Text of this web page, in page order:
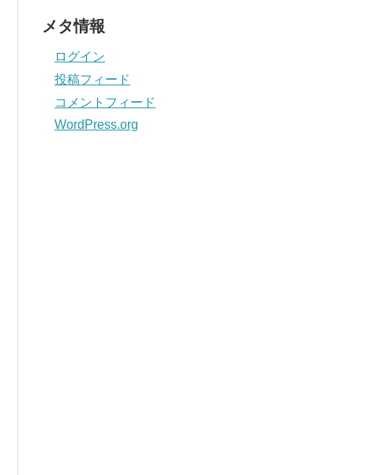
メタ情報
ログイン
投稿フィード
コメントフィード
WordPress.org